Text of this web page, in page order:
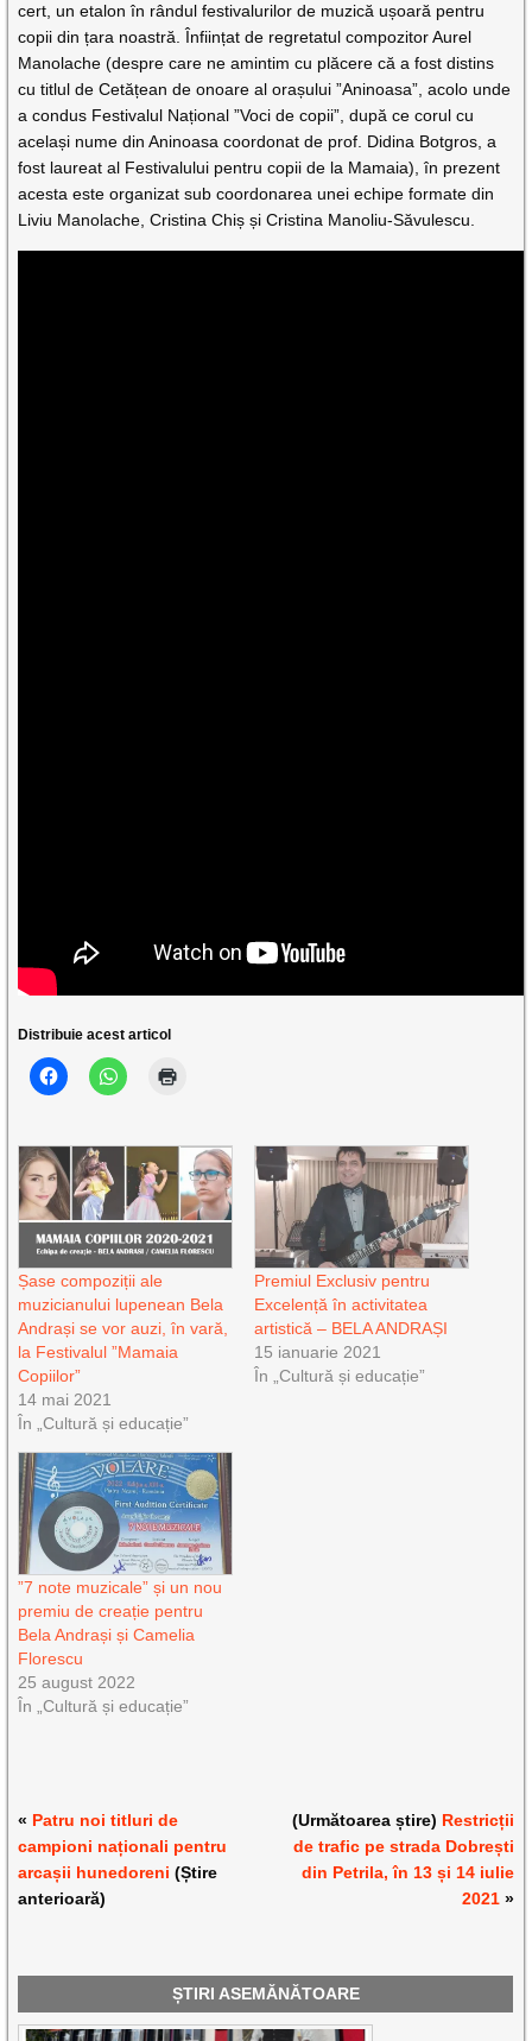
cert, un etalon în rândul festivalurilor de muzică ușoară pentru
copii din țara noastră. Înființat de regretatul compozitor Aurel
Manolache (despre care ne amintim cu plăcere că a fost distins
cu titlul de Cetățean de onoare al orașului ”Aninoasa”, acolo unde
a condus Festivalul Național ”Voci de copii”, după ce corul cu
același nume din Aninoasa coordonat de prof. Didina Botgros, a
fost laureat al Festivalului pentru copii de la Mamaia), în prezent
acesta este organizat sub coordonarea unei echipe formate din
Liviu Manolache, Cristina Chiș și Cristina Manoliu-Săvulescu.
Distribuie acest articol
Șase compoziții ale
muzicianului lupenean Bela
Andrași se vor auzi, în vară,
la Festivalul ”Mamaia
Copiilor”
14 mai 2021
În „Cultură și educație”
Premiul Exclusiv pentru
Excelență în activitatea
artistică – BELA ANDRAȘI
15 ianuarie 2021
În „Cultură și educație”
”7 note muzicale” și un nou
premiu de creație pentru
Bela Andrași și Camelia
Florescu
25 august 2022
În „Cultură și educație”
« Patru noi titluri de
campioni naționali pentru
arcașii hunedoreni (Știre
anterioară)
(Următoarea știre) Restricții
de trafic pe strada Dobrești
din Petrila, în 13 și 14 iulie
2021»
ȘTIRI ASEMĂNĂTOARE